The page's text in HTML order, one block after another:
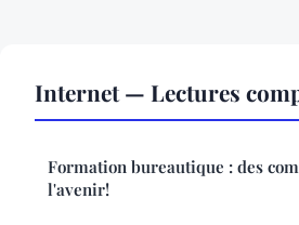
Internet — Lectures
Formation bureautique : des
l'avenir!